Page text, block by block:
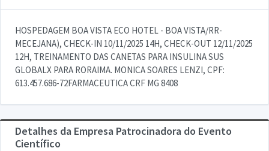
HOSPEDAGEM BOA VISTA ECO HOTEL - BOA VISTA/RR-
MECEJANA), CHECK-IN 10/11/2025 14H, CHECK-OUT 12/11/2025
12H, TREINAMENTO DAS CANETAS PARA INSULINA SUS
GLOBALX PARA RORAIMA. MONICA SOARES LENZI, CPF:
613.457.686-72FARMACEUTICA CRF MG 8408
Detalhes da Empresa Patrocinadora do Evento
Científico